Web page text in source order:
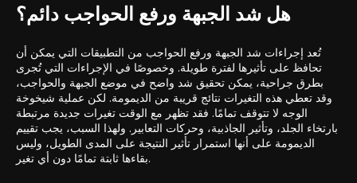
هل شد الجبهة ورفع الحواجب دائم؟
تُعد إجراءات شد الجبهة ورفع الحواجب من التطبيقات التي يمكن أن
تحافظ على تأثيرها لفترة طويلة. وخصوصًا في الإجراءات التي تُجرى
بطرق جراحية، يمكن تحقيق شد واضح في موضع الجبهة والحواجب،
وقد تعطي هذه التغيرات نتائج قريبة من الديمومة. لكن عملية شيخوخة
الوجه لا تتوقف تمامًا. فقد تظهر مع الوقت تغيرات جديدة مرتبطة
بارتخاء الجلد، وتأثير الجاذبية، وحركات التعابير. ولهذا السبب، يجب تقييم
الديمومة على أنها استمرار تأثير النتيجة على المدى الطويل، وليس
بقاءها ثابتة تمامًا دون أي تغير.